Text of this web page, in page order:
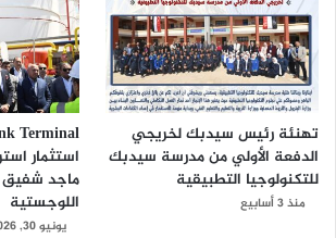
تهنئة رئيس سيدبك لخريجي
الدفعة الأولي من مدرسة سيدبك
للتكنولوجيا التطبيقية
منذ 3 أسابيع
استثمار
ماجد شفيق
اللوجستية
يونيو 30, 2026